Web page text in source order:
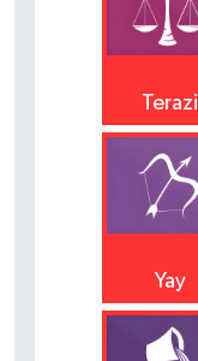
Terazi
Yay